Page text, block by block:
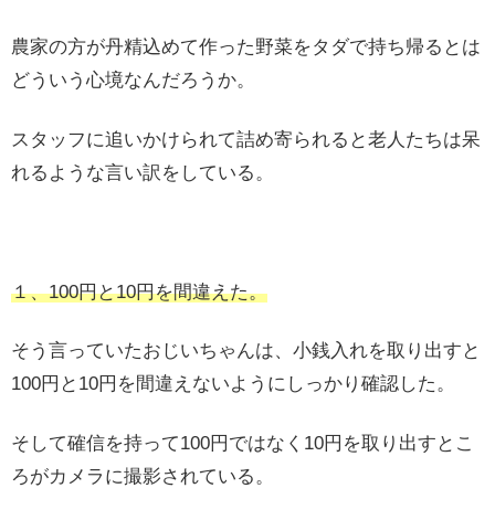
農家の方が丹精込めて作った野菜をタダで持ち帰るとは
どういう心境なんだろうか。
スタッフに追いかけられて詰め寄られると老人たちは呆
れるような言い訳をしている。
１、100円と10円を間違えた。
そう言っていたおじいちゃんは、小銭入れを取り出すと
100円と10円を間違えないようにしっかり確認した。
そして確信を持って100円ではなく10円を取り出すとこ
ろがカメラに撮影されている。